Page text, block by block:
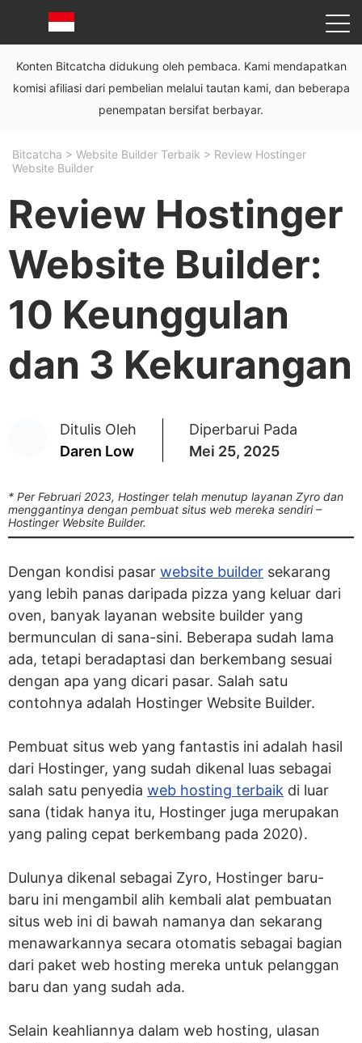
Konten Bitcatcha didukung oleh pembaca. Kami mendapatkan
komisi afiliasi dari pembelian melalui tautan kami, dan beberapa
penempatan bersifat berbayar.
Bitcatcha > Website Builder Terbaik > Review Hostinger
Website Builder
Review Hostinger
Website Builder:
10 Keunggulan
dan 3 Kekurangan
Ditulis Oleh
Daren Low
Diperbarui Pada
Mei 25, 2025
* Per Februari 2023, Hostinger telah menutup layanan Zyro dan
menggantinya dengan pembuat situs web mereka sendiri –
Hostinger Website Builder.
Dengan kondisi pasar website builder sekarang
yang lebih panas daripada pizza yang keluar dari
oven, banyak layanan website builder yang
bermunculan di sana-sini. Beberapa sudah lama
ada, tetapi beradaptasi dan berkembang sesuai
dengan apa yang dicari pasar. Salah satu
contohnya adalah Hostinger Website Builder.
Pembuat situs web yang fantastis ini adalah hasil
dari Hostinger, yang sudah dikenal luas sebagai
salah satu penyedia web hosting terbaik di luar
sana (tidak hanya itu, Hostinger juga merupakan
yang paling cepat berkembang pada 2020).
Dulunya dikenal sebagai Zyro, Hostinger baru-
baru ini mengambil alih kembali alat pembuatan
situs web ini di bawah namanya dan sekarang
menawarkannya secara otomatis sebagai bagian
dari paket web hosting mereka untuk pelanggan
baru dan yang sudah ada.
Selain keahliannya dalam web hosting, ulasan